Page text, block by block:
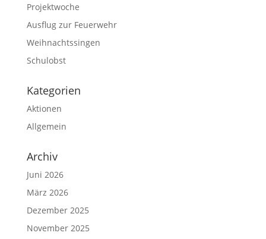
Projektwoche
Ausflug zur Feuerwehr
Weihnachtssingen
Schulobst
Kategorien
Aktionen
Allgemein
Archiv
Juni 2026
März 2026
Dezember 2025
November 2025